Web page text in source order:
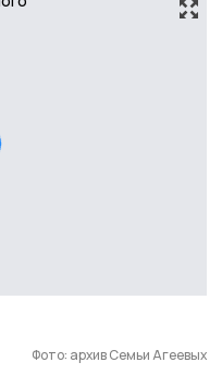
Фото: архив Семьи Агеевых